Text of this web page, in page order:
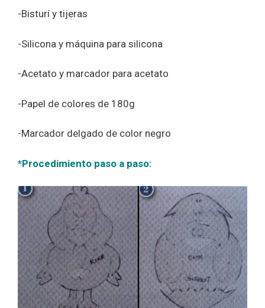
-Bisturí y tijeras
-Silicona y máquina para silicona
-Acetato y marcador para acetato
-Papel de colores de 180g
-Marcador delgado de color negro
*Procedimiento paso a paso: